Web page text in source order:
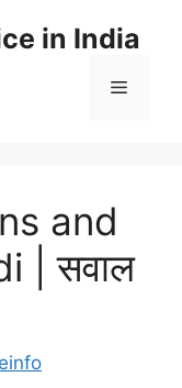
in India
and
| सवाल